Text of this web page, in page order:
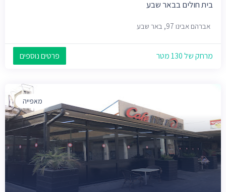
בית חולים בבאר שבע
אברהם אבינו 97, באר שבע
מרחק של 130 מטר פרטים נוספים
מאפייה